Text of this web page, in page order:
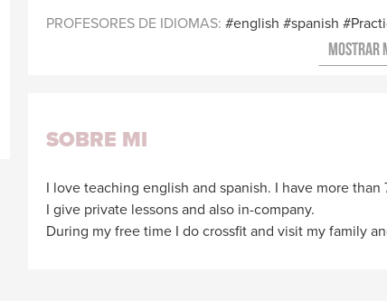
PROFESORES DE IDIOMAS
english spanish
SOBRE MI
I love teaching english and spanish. I have more than
I give private lessons and also in-company.
During my free time I do crossfit and visit my family